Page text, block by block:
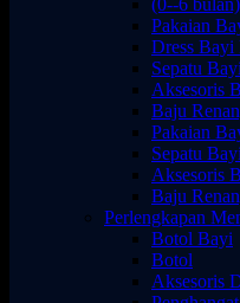
(0--6
Pakaian
Dress Bayi
Sepatu
Aksesoris
Baju
Pakaian
Sepatu
Aksesoris
Baju
Perlengkapan
Botol Bayi
Botol
Aksesoris